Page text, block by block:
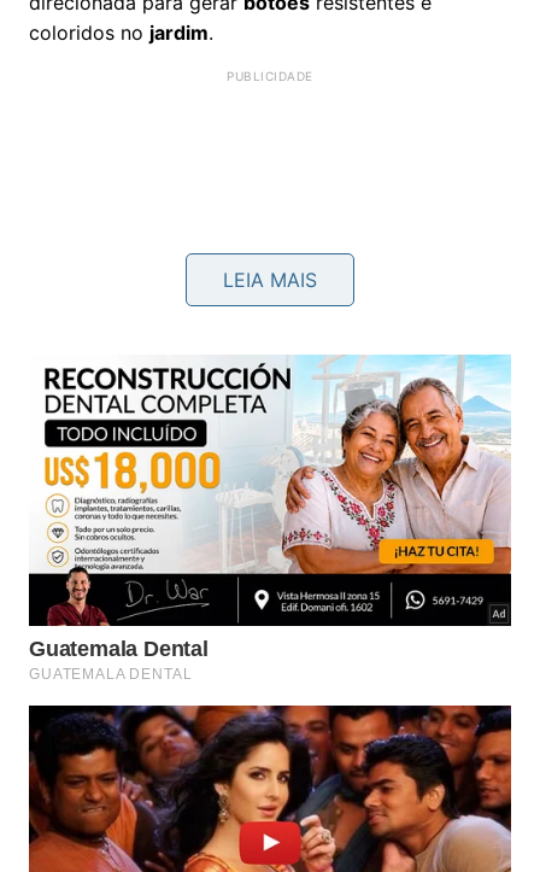
coloridos no jardim.
Abaixo, um vídeo do
canal Spagnhol Plantas no
YouTube
que aprofunda os pontos discutidos neste
tema:
Como aplicar a farinha de osso de
LEIA MAIS